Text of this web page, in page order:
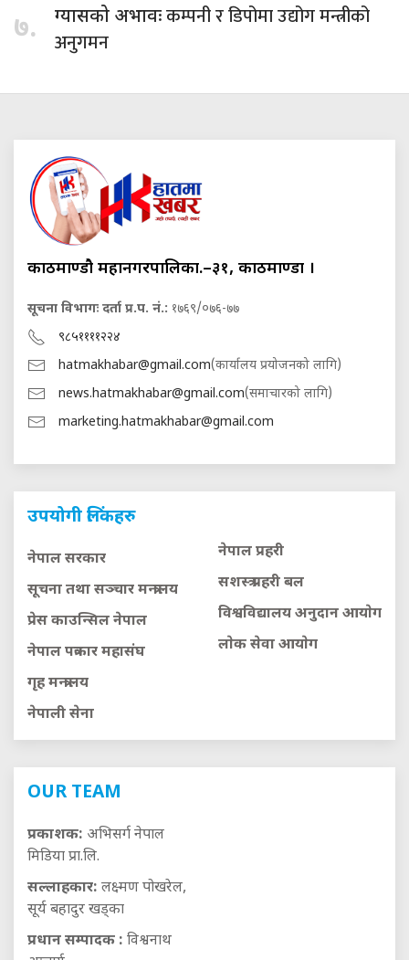
७. ग्यासको अभावःकम्पनी र डिपोमा उद्योग मन्त्रीको
अनुगमन
काठमाण्डौ महानगरपालिका.–३१, काठमाण्डौं ।
सूचना विभागः दर्ता प्र.प. नं.: १७६९/०७६-७७
९८५११११२२४
hatmakhabar@gmail.com(कार्यालय प्रयोजनको लागि)
news.hatmakhabar@gmail.com(समाचारको लागि)
marketing.hatmakhabar@gmail.com
उपयोगी लिंकहरु
नेपाल सरकार
सूचना तथा सञ्चार मन्त्रालय
प्रेस काउन्सिल नेपाल
नेपाल पत्रकार महासंघ
गृह मन्त्रालय
नेपाली सेना
नेपाल प्रहरी
सशस्त्र प्रहरी बल
विश्वविद्यालय अनुदान आयाेग
लाेक सेवा आयाेग
OUR TEAM
प्रकाशक: अभिसर्ग नेपाल
मिडिया प्रा.लि.
सल्लाहकार: लक्ष्मण पोखरेल,
सूर्य बहादुर खड्का
प्रधान सम्पादक : विश्वनाथ